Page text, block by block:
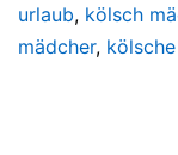
urlaub, kölsch
mädcher,